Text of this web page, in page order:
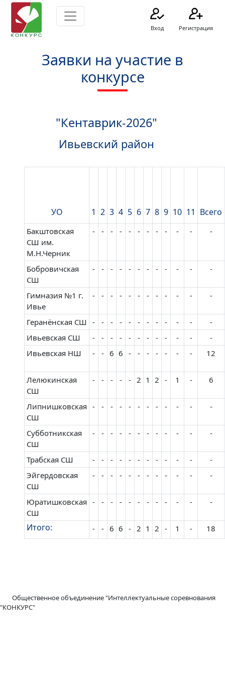
Вход Регистрация
Заявки на участие в
конкурсе
"Кентаврик-2026"
Ивьевский район
УО 1 2 3 4 5 6 7 8 9 10 11 Всего
Бакштовская
СШ им.
М.Н.Черник
- - - - - - - - - - - -
Бобровичская
СШ
- - - - - - - - - - - -
Гимназия №1 г.
Ивье
- - - - - - - - - - - -
Геранёнская СШ - - - - - - - - - - -
-
Ивьевская СШ
- - - - - - - - - - -
-
Ивьевская НШ
- - 6 6 - - - - - - - 12
Лелюкинская
СШ
- - - - - 2 1 2 - 1 - 6
Липнишковская
СШ
- - - - - - - - - - - -
Субботникская
СШ
- - - - - - - - - - - -
Трабская СШ - - - - - - - - - - -
-
Эйгердовская
СШ
- - - - - - - - - - - -
Юратишковская
СШ
- - - - - - - - - - - -
Итого: - - 6 6 - 2 1 2 - 1 - 18
Общественное объединение "Интеллектуальные соревнования
"КОНКУРС"